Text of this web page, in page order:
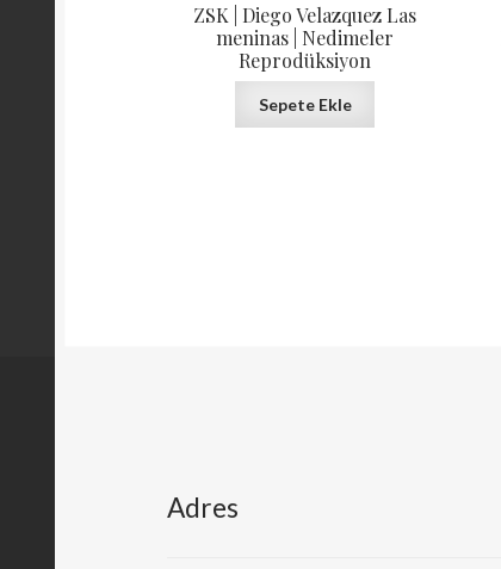
ZSK | Diego Velazquez Las
meninas | Nedimeler
Reprodüksiyon
Sepete Ekle
Adres